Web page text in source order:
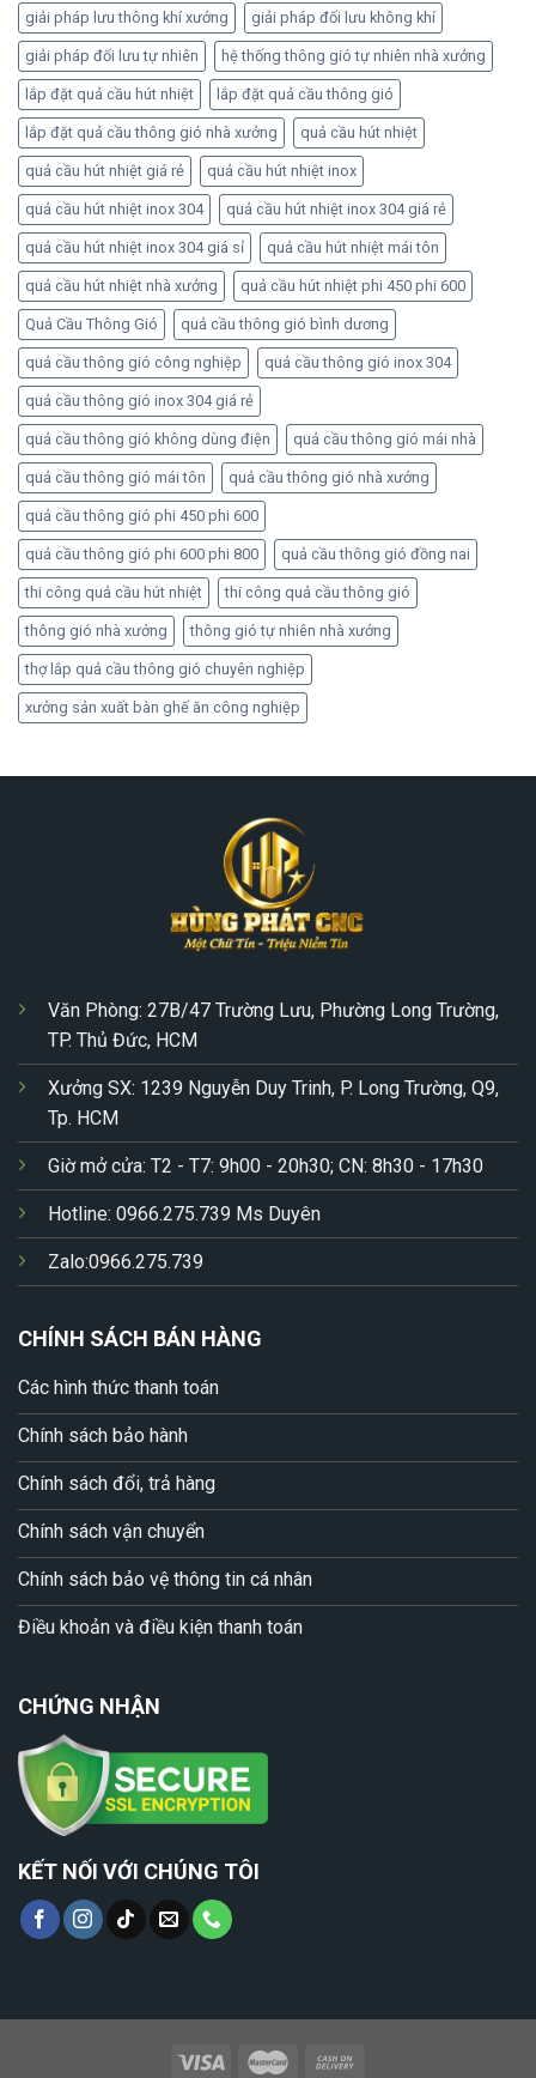
giải pháp lưu thông khí xưởng giải pháp đối lưu không khí
giải pháp đối lưu tự nhiên hệ thống thông gió tự nhiên nhà xưởng
lắp đặt quả cầu hút nhiệt lắp đặt quả cầu thông gió
lắp đặt quả cầu thông gió nhà xưởng quả cầu hút nhiệt
quả cầu hút nhiệt giá rẻ quả cầu hút nhiệt inox
quả cầu hút nhiệt inox 304 quả cầu hút nhiệt inox 304 giá rẻ
quả cầu hút nhiệt inox 304 giá sỉ quả cầu hút nhiệt mái tôn
quả cầu hút nhiệt nhà xưởng quả cầu hút nhiệt phi 450 phi 600
Quả Cầu Thông Gió quả cầu thông gió bình dương
quả cầu thông gió công nghiệp quả cầu thông gió inox 304
quả cầu thông gió inox 304 giá rẻ
quả cầu thông gió không dùng điện quả cầu thông gió mái nhà
quả cầu thông gió mái tôn quả cầu thông gió nhà xưởng
quả cầu thông gió phi 450 phi 600
quả cầu thông gió phi 600 phi 800 quả cầu thông gió đồng nai
thi công quả cầu hút nhiệt thi công quả cầu thông gió
thông gió nhà xưởng thông gió tự nhiên nhà xưởng
thợ lắp quả cầu thông gió chuyên nghiệp
xưởng sản xuất bàn ghế ăn công nghiệp
Văn Phòng: 27B/47 Trường Lưu, Phường Long Trường,
TP. Thủ Đức, HCM
Xưởng SX: 1239 Nguyễn Duy Trinh, P. Long Trường, Q9,
Tp. HCM
Giờ mở cửa: T2 - T7: 9h00 - 20h30; CN: 8h30 - 17h30
Hotline: 0966.275.739 Ms Duyên
Zalo:0966.275.739
CHÍNH SÁCH BÁN HÀNG
Các hình thức thanh toán
Chính sách bảo hành
Chính sách đổi, trả hàng
Chính sách vận chuyển
Chính sách bảo vệ thông tin cá nhân
Điều khoản và điều kiện thanh toán
CHỨNG NHẬN
KẾT NỐI VỚI CHÚNG TÔI